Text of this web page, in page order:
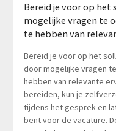
Bereid je voor op
mogelijke vragen te
te hebben van
Bereid je voor op het
door mogelijke vragen
hebben van relevante
bereiden, kun je
tijdens het gesprek en
bent voor de vacature.